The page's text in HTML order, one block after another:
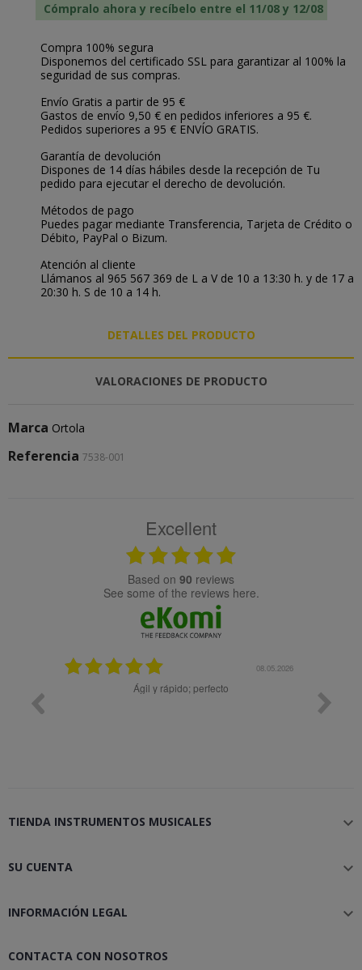
Cómpralo ahora y recíbelo entre el 11/08 y 12/08
Compra 100% segura
Disponemos del certificado SSL para garantizar al 100% la
seguridad de sus compras.
Envío Gratis a partir de 95 €
Gastos de envío 9,50 € en pedidos inferiores a 95 €.
Pedidos superiores a 95 € ENVÍO GRATIS.
Garantía de devolución
Dispones de 14 días hábiles desde la recepción de Tu
pedido para ejecutar el derecho de devolución.
Métodos de pago
Puedes pagar mediante Transferencia, Tarjeta de Crédito o
Débito, PayPal o Bizum.
Atención al cliente
Llámanos al 965 567 369 de L a V de 10 a 13:30 h. y de 17 a
20:30 h. S de 10 a 14 h.
DETALLES DEL PRODUCTO
VALORACIONES DE PRODUCTO
Marca Ortola
Referencia 7538-001
Excellent
based on 90 reviews
see some of the reviews here.
08.05.2026
TIENDA INSTRUMENTOS MUSICALES 
SU CUENTA 
INFORMACIÓN LEGAL 
CONTACTA CON NOSOTROS